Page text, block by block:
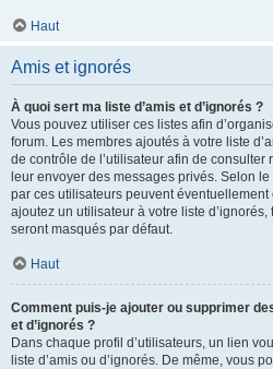
Haut
Amis et ignorés
À quoi sert ma liste d’amis et d’ignorés ?
Vous pouvez utiliser ces listes afin
forum. Les membres ajoutés à votre liste
de contrôle de l’utilisateur afin de
leur envoyer des messages privés. Selon
par ces utilisateurs peuvent
ajoutez un utilisateur à votre liste
seront masqués par défaut.
Haut
Comment puis-je ajouter ou supprimer
et d’ignorés ?
Dans chaque profil d’utilisateurs, un lien
liste d’amis ou d’ignorés. De même, vous